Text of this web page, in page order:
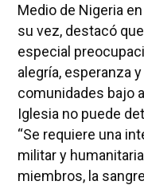
Medio de Nigeria
su vez, destacó
especial
alegría, esperanza
comunidades bajo
Iglesia no puede
“Se requiere una
militar y
miembros, la